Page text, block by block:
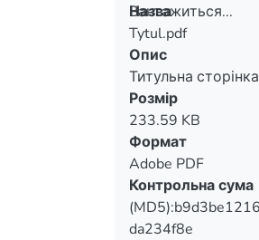
Вантажиться...
Вантажиться...
Назва
Tytul.pdf
Опис
Титульна сторінка
Розмір
233.59 KB
Формат
Adobe PDF
Контрольна сума
da234f8e